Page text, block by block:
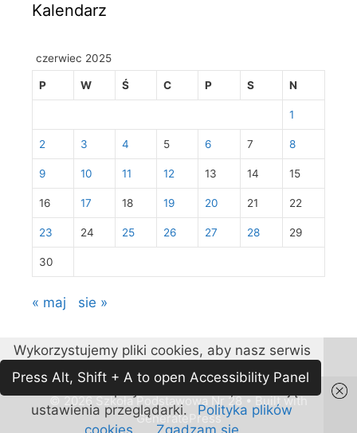
Kalendarz
czerwiec 2025
P W Ś C P S N
1
2 3 4 5 6 7 8
9 10 11 12 13 14 15
16 17 18 19 20 21 22
23 24 25 26 27 28 29
30
« maj sie »
© 2026 Szkoła Podstawowa Nr 28
• Built with
GeneratePress
Wykorzystujemy pliki cookies, aby nasz serwis
lepiej spełniał Państwa oczekiwania. Można
zablokować zapisywanie cookies, zmieniając
ustawienia przeglądarki.
Polityka plików
cookies.
Zgadzam się
Press Alt, Shift + A to open Accessibility Panel